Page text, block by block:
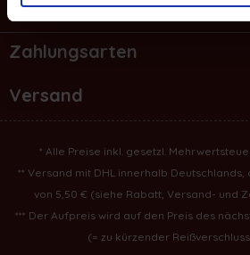
Informationen
Zahlungsarten
Versand
* Alle Preise inkl. gesetzl.
** Versand mit DHL innerhalb
von 5,50 € (siehe Rabatt, Versand- und
*** Der Aufpreis wird auf den Preis des
(= zu kürzender